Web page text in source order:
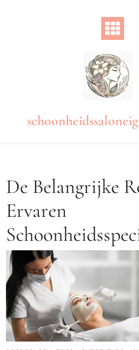
De Belangrijke
Ervaren